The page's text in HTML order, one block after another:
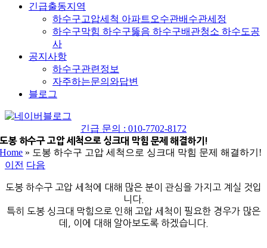
긴급출동지역
하수구고압세척 아파트오수관배수관세정
하수구막힘 하수구뚫음 하수구배관청소 하수도공
사
공지사항
하수구관련정보
자주하는문의와답변
블로그
네
버
블
로
긴급 문의 : 010-7702-8172
도봉 하수구 고압 세척으로 싱크대 막힘 문제 해결하기!
Home » 도봉 하수구 고압 세척으로 싱크대 막힘 문제 해결하기!
이전 다음
도봉 하수구 고압 세척에 대해 많은 분이 관심을 가지고 계실 것입
니다.
특히 도봉 싱크대 막힘으로 인해 고압 세척이 필요한 경우가 많은
데, 이에 대해 알아보도록 하겠습니다.